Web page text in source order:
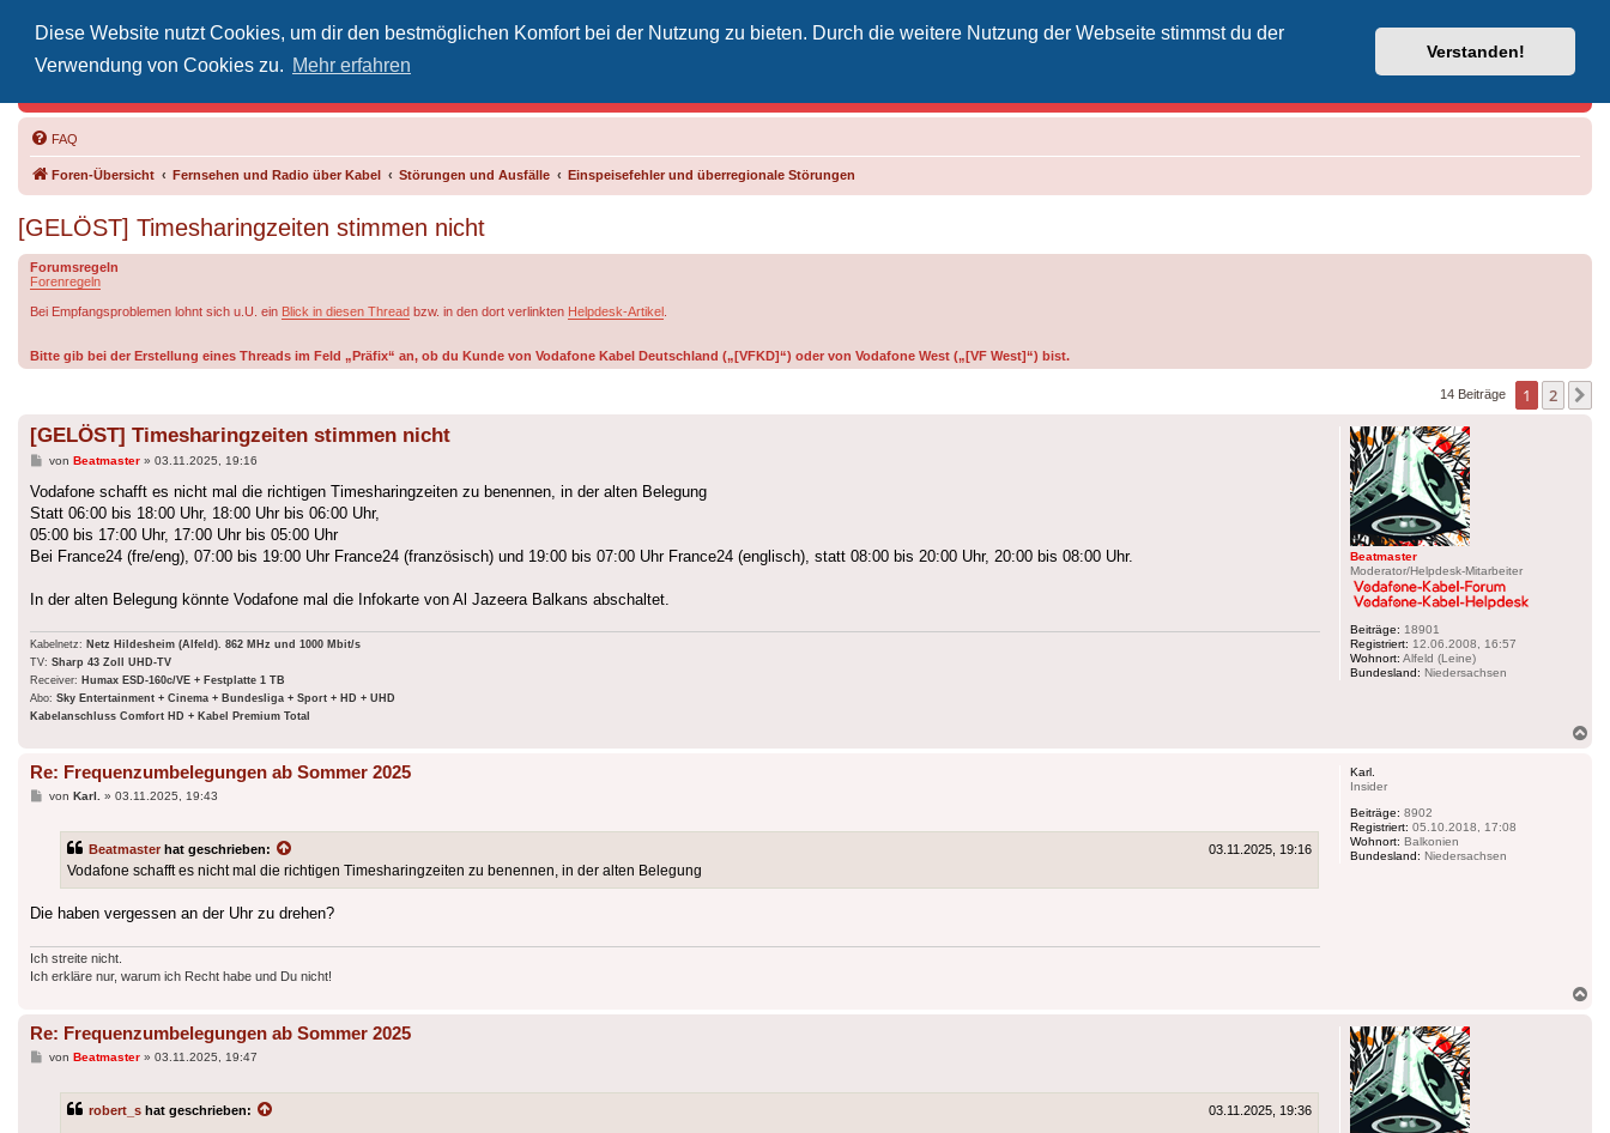
Diese Website nutzt Cookies, um dir den bestmöglichen Komfort bei der Nutzung zu bieten. Durch die weitere Nutzung der Webseite stimmst du der
Verwendung von Cookies zu. Mehr erfahren
Verstanden!
Vodafone-Kabel-Helpdesk
FAQ
Foren-Übersicht Fernsehen und Radio über Kabel Störungen und Ausfälle Einspeisefehler und überregionale Störungen
[GELÖST] Timesharingzeiten stimmen nicht
Forumsregeln
Forenregeln
Bei Empfangsproblemen lohnt sich u.U. ein Blick in diesen Thread bzw. in den dort verlinkten Helpdesk-Artikel
Bitte gib bei der Erstellung eines Threads im Feld „Präfix“ an, ob du Kunde von Vodafone Kabel Deutschland („[VFKD]“) oder von Vodafone West („[VF West]“) bist.
14 Beiträge 1 2
Beatmaster
Moderator/Helpdesk-Mitarbeiter
Beiträge: 18901
Registriert: 12.06.2008, 16:57
Wohnort: Alfeld (Leine)
Bundesland: Niedersachsen
[GELÖST] Timesharingzeiten stimmen nicht
Beitrag
von Beatmaster» 03.11.2025, 19:16
Vodafone schafft es nicht mal die richtigen Timesharingzeiten zu benennen, in der alten Belegung
Statt 06:00 bis 18:00 Uhr, 18:00 Uhr bis 06:00 Uhr,
05:00 bis 17:00 Uhr, 17:00 Uhr bis 05:00 Uhr
Bei France24 (fre/eng), 07:00 bis 19:00 Uhr France24 (französisch) und 19:00 bis 07:00 Uhr France24 (englisch), statt 08:00 bis 20:00 Uhr, 20:00 bis 08:00 Uhr.
In der alten Belegung könnte Vodafone mal die Infokarte von Al Jazeera Balkans abschaltet.
Kabelnetz: Netz Hildesheim (Alfeld). 862 MHz und 1000 Mbit/s
TV: Sharp 43 Zoll UHD-TV
Receiver: Humax ESD-160c/VE + Festplatte 1 TB
Abo: Sky Entertainment + Cinema + Bundesliga + Sport + HD + UHD
Kabelanschluss Comfort HD + Kabel Premium Total
Karl.
Insider
Beiträge: 8902
Registriert: 05.10.2018, 17:08
Wohnort: Balkonien
Bundesland: Niedersachsen
Re: Frequenzumbelegungen ab Sommer 2025
Beitrag
von Karl. » 03.11.2025, 19:43
Beatmaster hat geschrieben: 03.11.2025, 19:16
Vodafone schafft es nicht mal die richtigen Timesharingzeiten zu benennen, in der alten Belegung
Die haben vergessen an der Uhr zu drehen?
Ich streite nicht.
Ich erkläre nur, warum ich Recht habe und Du nicht!
Re: Frequenzumbelegungen ab Sommer 2025
Beitrag
von Beatmaster» 03.11.2025, 19:47
robert_s hat geschrieben: 03.11.2025, 19:36